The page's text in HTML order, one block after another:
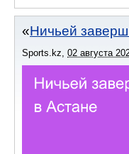
Ничьей
Sports.kz 02 августа